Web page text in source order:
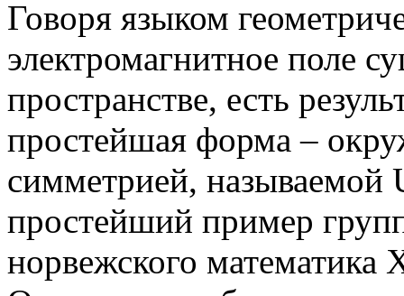
Говоря языком
электромагнитное поле
пространстве, есть
простейшая форма –
симметрией, называемой
простейший пример
норвежского